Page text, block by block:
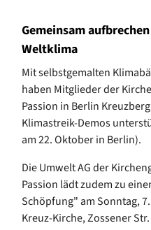
Gemeinsam
Weltklima
Mit selbstgemalten
haben Mitglieder der
Passion in Berlin
Klimastreik-Demos
am 22. Oktober in Berlin).
Die Umwelt AG der
Passion lädt zudem zu
Schöpfung" am Sonntag,
Kreuz-Kirche, Zossener